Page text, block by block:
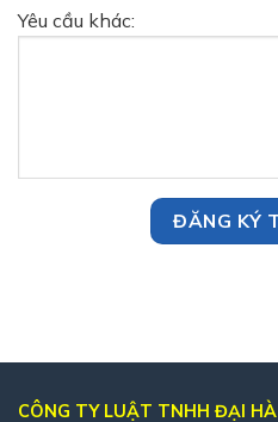
Yêu cầu khác:
CÔNG TY LUẬT TNHH ĐẠI HÀ